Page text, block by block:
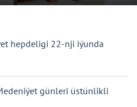
hepdeligi 22-nji iýunda
günleri üstünlikli